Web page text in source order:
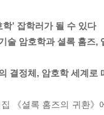
’ 잡학러가 될 수 있다
술 암호학과 셜록 홈즈,
결정체, 암호학 세계로
《셜록 홈즈의 귀환